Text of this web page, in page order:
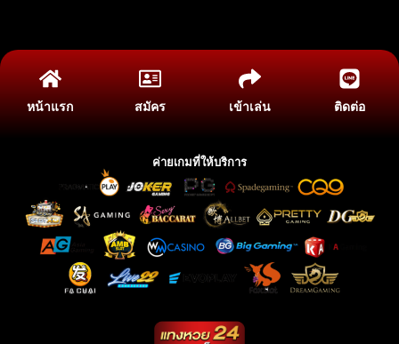
หน้าแรก สมัคร เข้าเล่น ติดต่อ
ค่ายเกมที่ให้บริการ